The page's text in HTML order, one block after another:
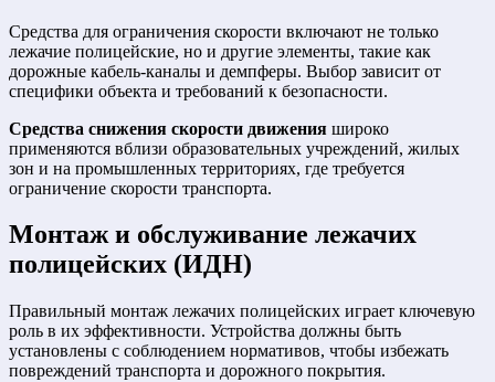
Средства для ограничения скорости включают не только
лежачие полицейские, но и другие элементы, такие как
дорожные кабель-каналы и демпферы. Выбор зависит от
специфики объекта и требований к безопасности.
Средства снижения скорости движения широко
применяются вблизи образовательных учреждений, жилых
зон и на промышленных территориях, где требуется
ограничение скорости транспорта.
Монтаж и обслуживание лежачих
полицейских (ИДН)
Правильный монтаж лежачих полицейских играет ключевую
роль в их эффективности. Устройства должны быть
установлены с соблюдением нормативов, чтобы избежать
повреждений транспорта и дорожного покрытия.